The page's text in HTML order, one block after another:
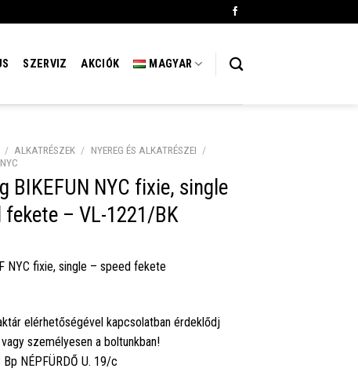
SZERVIZ AKCIÓK MAGYAR
/ ALKATRÉSZEK / NYEREG ÉS ALKATRÉSZEI /
NYC
BIKEFUN NYC fixie, single
fekete – VL-1221/BK
NYC fixie, single – speed fekete
elérhetőségével kapcsolatban érdeklődj
személyesen a boltunkban!
NÉPFÜRDŐ U. 19/c